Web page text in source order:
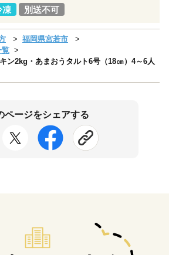
凍 別送不可
福岡県宮若市
覧
ン2kg・あまおうタルト6号（18㎝）4～6人
ページをシェアする